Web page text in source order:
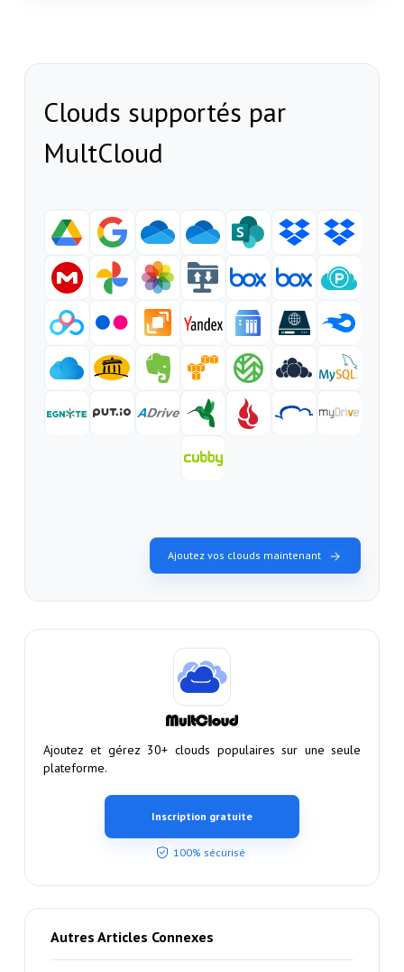
Clouds supportés par
MultCloud
Ajoutez vos clouds maintenant
Ajoutez et gérez 30+ clouds populaires sur une seule
plateforme.
Inscription gratuite
100% sécurisé
Autres Articles Connexes